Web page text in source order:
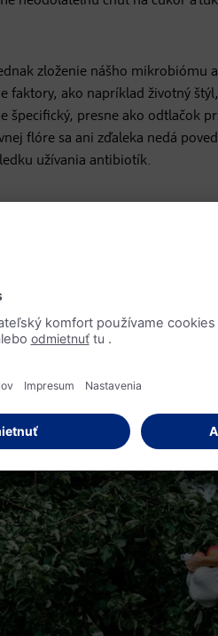
zloženie nášho mikrobiómu
faktory, ako napríklad životný
presne ako odtlačok
flóre sa ani zďaleka nedá
užívania antibiotík.